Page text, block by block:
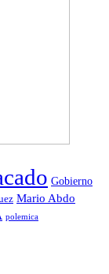
Gobierno
Mario Abdo
polemica